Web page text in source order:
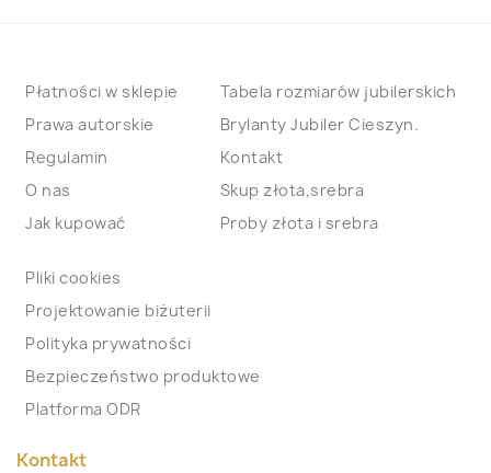
Płatności w sklepie
Prawa autorskie
Regulamin
O nas
Jak kupować
Tabela rozmiarów jubilerskich
Brylanty Jubiler Cieszyn.
Kontakt
Skup złota,srebra
Proby złota i srebra
Pliki cookies
Projektowanie biżuterii
Polityka prywatności
Bezpieczeństwo produktowe
Platforma ODR
Kontakt